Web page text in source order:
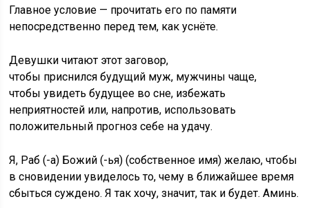
Главное условие — прочитать его по памяти
непосредственно перед тем, как уснёте.
Девушки читают этот заговор,
чтобы приснился будущий муж, мужчины чаще,
чтобы увидеть будущее во сне, избежать
неприятностей или, напротив, использовать
положительный прогноз себе на удачу.
Я, Раб (-а) Божий (-ья) (собственное имя) желаю, чтобы
в сновидении увиделось то, чему в ближайшее время
сбыться суждено. Я так хочу, значит, так и будет. Аминь.